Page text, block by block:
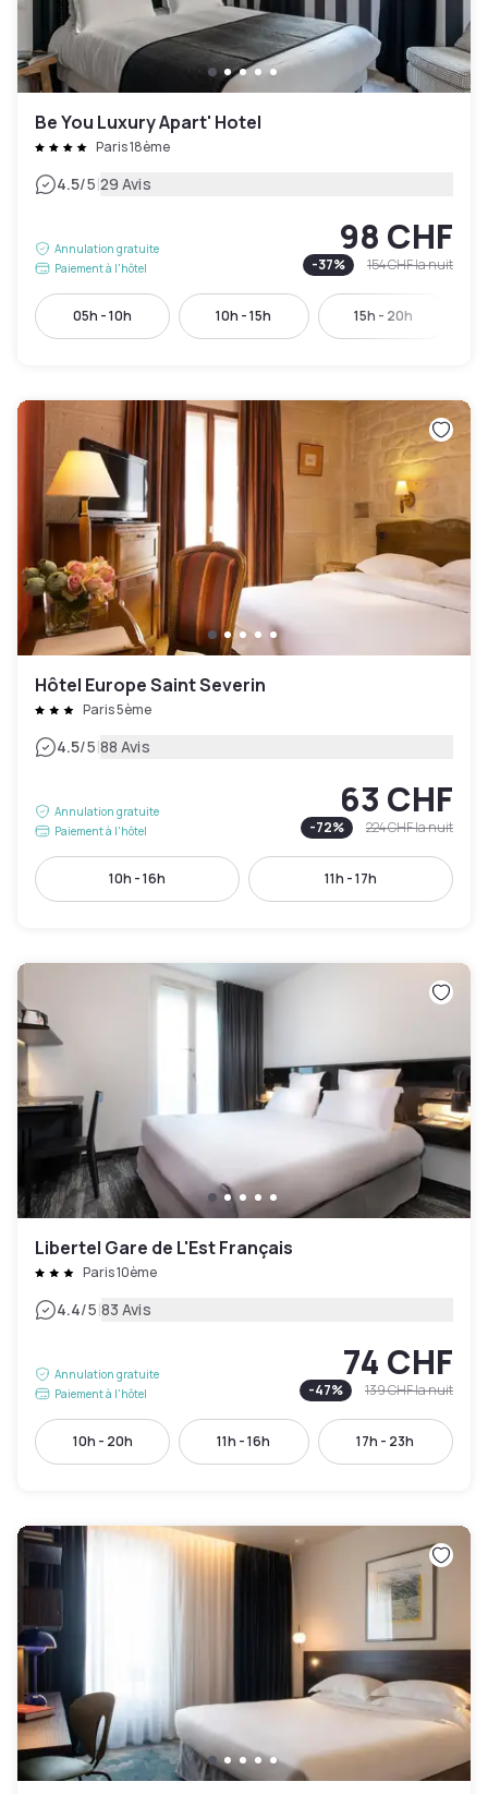
Be You Luxury Apart' Hotel
Paris 18ème
4.5/5|29 Avis
Annulation gratuite
Paiement à l'hôtel
98 CHF
-37% 154 CHFla nuit
05h - 10h 10h - 15h 15h - 20h
Hôtel Europe Saint Severin
Paris 5ème
4.5/5|88 Avis
Annulation gratuite
Paiement à l'hôtel
63 CHF
-72% 224 CHFla nuit
10h - 16h 11h - 17h
Libertel Gare de L'Est Français
Paris 10ème
4.4/5|83 Avis
Annulation gratuite
Paiement à l'hôtel
74 CHF
-47% 139 CHFla nuit
10h - 20h 11h - 16h 17h - 23h